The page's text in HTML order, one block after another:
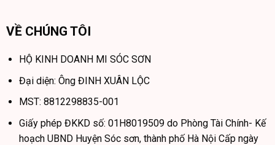
VỀ CHÚNG TÔI
HỘ KINH DOANH MI SÓC SƠN
Đại diện: Ông ĐINH XUÂN LỘC
MST: 8812298835-001
Giấy phép ĐKKD số: 01H8019509 do Phòng Tài Chính- Kế
hoạch UBND Huyện Sóc sơn, thành phố Hà Nội Cấp ngày